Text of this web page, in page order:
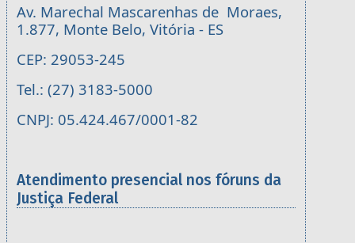
Av. Marechal Mascarenhas de Moraes,
1.877, Monte Belo, Vitória - ES
CEP: 29053-245
Tel.: (27) 3183-5000
CNPJ: 05.424.467/0001-82
Atendimento presencial nos fóruns da
Justiça Federal